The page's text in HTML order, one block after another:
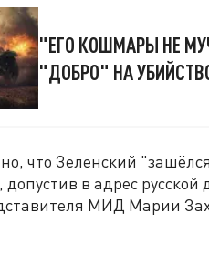
"ЕГО КОШМАРЫ НЕ
"ДОБРО" НА
что Зеленский
допустив в адрес
МИД Марии